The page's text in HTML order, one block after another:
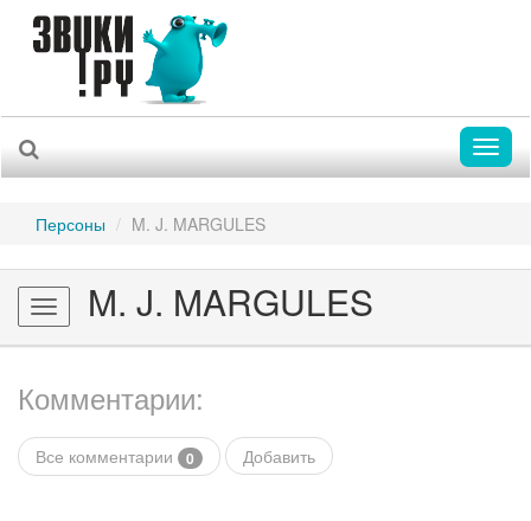
Персоны M. J. MARGULES
Toggle
navigation
M. J. MARGULES
Комментарии:
Все комментарии 0 Добавить